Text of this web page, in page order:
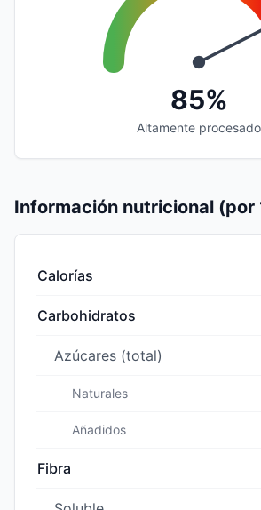
85%
Altamente procesado
Información nutricional (por
Calorías
Carbohidratos
Azúcares (total)
Naturales
Añadidos
Fibra